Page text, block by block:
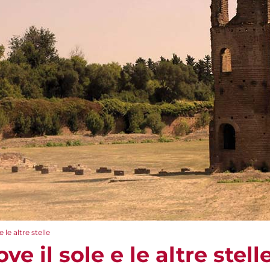
le altre stelle
il sole e le altre